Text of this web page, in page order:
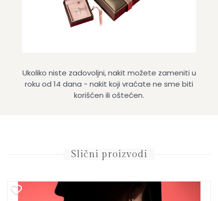
Ukoliko niste zadovoljni, nakit možete zameniti u
roku od 14 dana - nakit koji vraćate ne sme biti
korišćen ili oštećen.
Slični proizvodi